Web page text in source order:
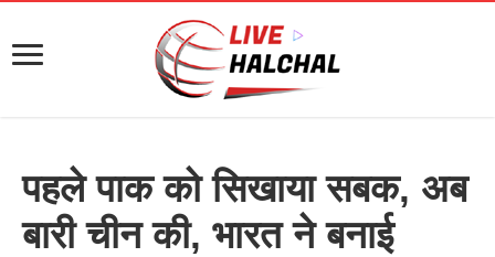
पहले पाक को सिखाया सबक, अब
बारी चीन की, भारत ने बनाई